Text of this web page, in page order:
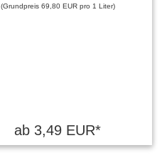
(Grundpreis 69,80 EUR pro 1 Liter)
ab 3,49 EUR*